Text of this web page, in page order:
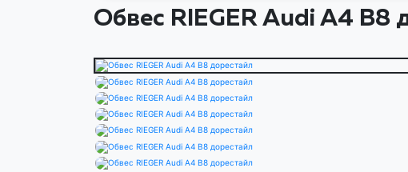
Обвес RIEGER Audi A4 B8